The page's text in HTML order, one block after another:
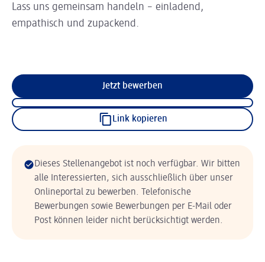
Lass uns gemeinsam handeln – einladend,
empathisch und zupackend.
Jetzt bewerben
Link kopieren
Dieses Stellenangebot ist noch verfügbar. Wir bitten
alle Interessierten, sich ausschließlich über unser
Onlineportal zu bewerben. Telefonische
Bewerbungen sowie Bewerbungen per E-Mail oder
Post können leider nicht berücksichtigt werden.